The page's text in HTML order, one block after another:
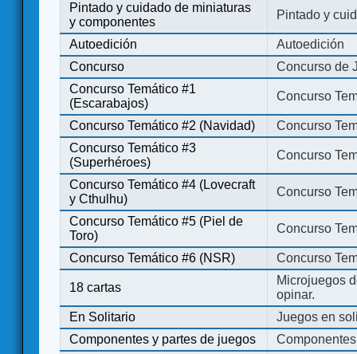
Pintado y cuidado de miniaturas
y componentes
Pintado y
Autoedición
Autoedición
Concurso
Concurso de
Concurso Temático #1
(Escarabajos)
Concurso
Concurso Temático #2 (Navidad)
Concurso
Concurso Temático #3
(Superhéroes)
Concurso
Concurso Temático #4 (Lovecraft
y Cthulhu)
Concurso
Concurso Temático #5 (Piel de
Toro)
Concurso
Concurso Temático #6 (NSR) Concurso
18 cartas
Microjuegos
opinar.
En Solitario
Juegos en
Componentes y partes de juegos